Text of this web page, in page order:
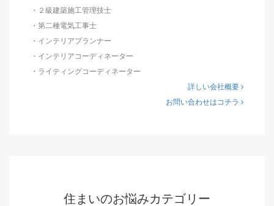
・２級建築施工管理技士
・第二種電気工事士
・インテリアプランナー
・インテリアコーディネーター
・ライティングコーディネーター
詳しい会社概要
お問い合わせはコチラ
住まいのお悩みカテゴリー